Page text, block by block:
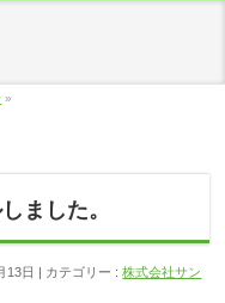
»
ました。
13日 カテゴリー :株式会社サン